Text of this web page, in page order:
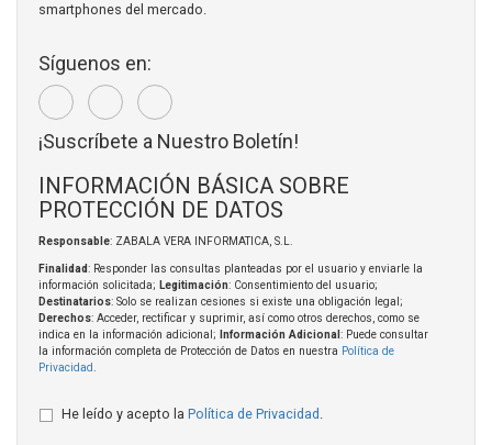
smartphones del mercado.
Síguenos en:
¡Suscríbete a Nuestro Boletín!
INFORMACIÓN BÁSICA SOBRE
PROTECCIÓN DE DATOS
Responsable: ZABALA VERA INFORMATICA, S.L.
Finalidad: Responder las consultas planteadas por el usuario y enviarle la
información solicitada; Legitimación: Consentimiento del usuario;
Destinatarios: Solo se realizan cesiones si existe una obligación legal;
Derechos: Acceder, rectificar y suprimir, así como otros derechos, como se
indica en la información adicional;
Información Adicional : Puede consultar
la información completa de Protección de Datos en nuestra Política de
Privacidad.
He leído y acepto la Política de Privacidad .